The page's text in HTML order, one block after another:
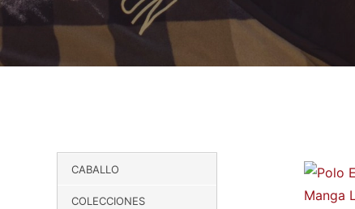
CABALLO
COLECCIONES